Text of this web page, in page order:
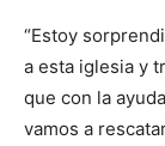
“Estoy
a esta iglesia y
que con la
vamos a